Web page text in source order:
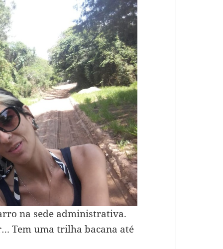
na sede administrativa.
Tem uma trilha bacana até